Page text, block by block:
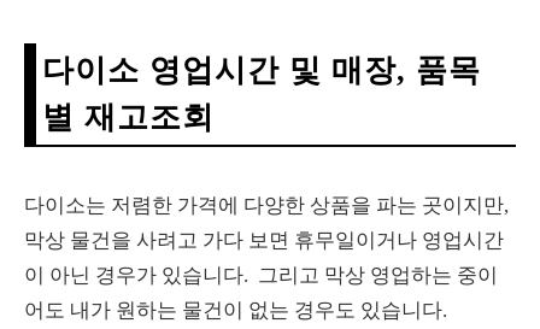
다이소 영업시간 및 매장, 품목
별 재고조회
다이소는 저렴한 가격에 다양한 상품을 파는 곳이지만,
막상 물건을 사려고 가다 보면 휴무일이거나 영업시간
이 아닌 경우가 있습니다. 그리고 막상 영업하는 중이
어도 내가 원하는 물건이 없는 경우도 있습니다.